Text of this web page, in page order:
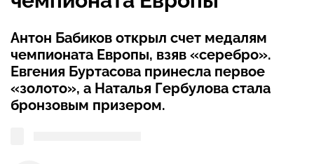
Антон Бабиков открыл счет медалям
чемпионата Европы, взяв «серебро».
Евгения Буртасова принесла первое
«золото», а Наталья Гербулова стала
бронзовым призером.